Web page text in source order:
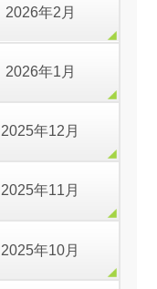
2026年2月
2026年1月
2025年12月
2025年11月
2025年10月